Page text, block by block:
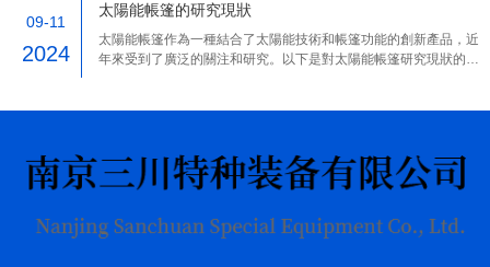
09-11
2024
太陽能帳篷的研究現狀
太陽能帳篷作為一種結合了太陽能技術和帳篷功能的創新產品，近
年來受到了廣泛的關注和研究。以下是對太陽能帳篷研究現狀的歸